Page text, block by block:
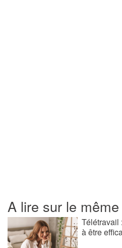
A lire sur le
Télétravail
à être